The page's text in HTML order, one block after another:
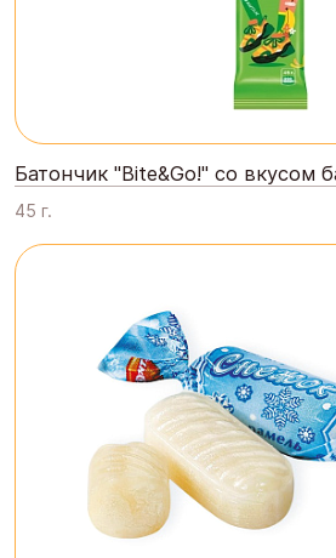
Батончик "Bite&Go!" со вкусом
45 г.